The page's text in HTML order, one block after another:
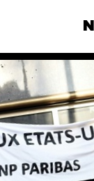
Nos
Total, rendez-
tribunal
Gaz « naturel
enfumage